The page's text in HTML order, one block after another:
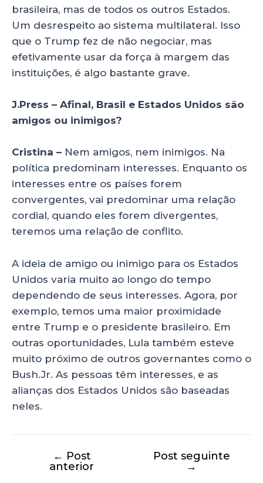
brasileira, mas de todos os outros Estados.
Um desrespeito ao sistema multilateral. Isso
que o Trump fez de não negociar, mas
efetivamente usar da força à margem das
instituições, é algo bastante grave.
J.Press – Afinal, Brasil e Estados Unidos são
amigos ou inimigos?
Cristina – Nem amigos, nem inimigos. Na
política predominam interesses. Enquanto os
interesses entre os países forem
convergentes, vai predominar uma relação
cordial, quando eles forem divergentes,
teremos uma relação de conflito.
A ideia de amigo ou inimigo para os Estados
Unidos varia muito ao longo do tempo
dependendo de seus interesses. Agora, por
exemplo, temos uma maior proximidade
entre Trump e o presidente brasileiro. Em
outras oportunidades, Lula também esteve
muito próximo de outros governantes como o
Bush.Jr. As pessoas têm interesses, e as
alianças dos Estados Unidos são baseadas
neles.
← Post
anterior
Post seguinte
→